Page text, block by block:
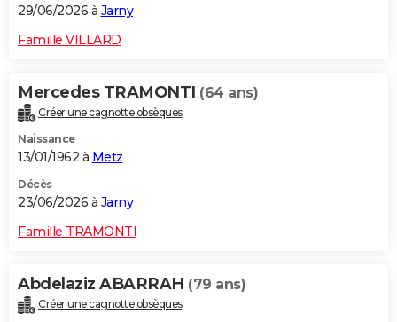
29/06/2026 à Jarny
Famille VILLARD
Mercedes TRAMONTI (64 ans)
Créer une cagnotte obsèques
Naissance
13/01/1962 à Metz
Décès
23/06/2026 à Jarny
Famille TRAMONTI
Abdelaziz ABARRAH (79 ans)
Créer une cagnotte obsèques